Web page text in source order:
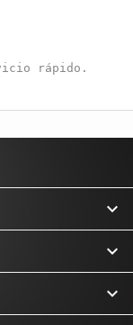
rápido.


